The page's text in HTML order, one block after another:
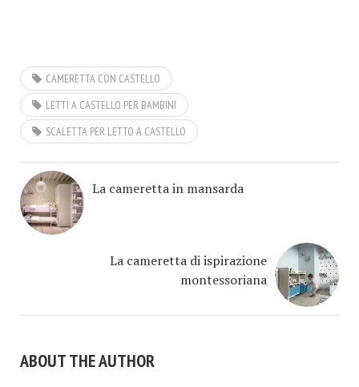
CAMERETTA CON CASTELLO
LETTI A CASTELLO PER BAMBINI
SCALETTA PER LETTO A CASTELLO
La cameretta in mansarda
La cameretta di ispirazione
montessoriana
ABOUT THE AUTHOR